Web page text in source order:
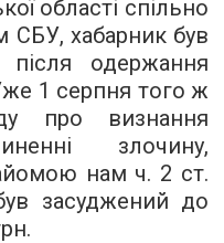
області спільно
СБУ, хабарник був
одержання
1 серпня того ж
про визнання
злочину,
нам ч. 2 ст.
засуджений до